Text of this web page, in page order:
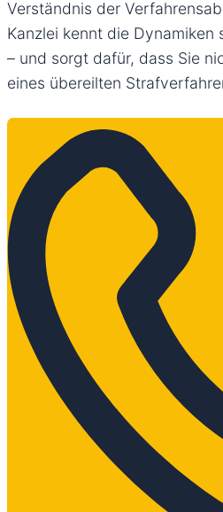
Verständnis der
Kanzlei kennt die Dynamiken
– und sorgt dafür, dass Sie
eines übereilten